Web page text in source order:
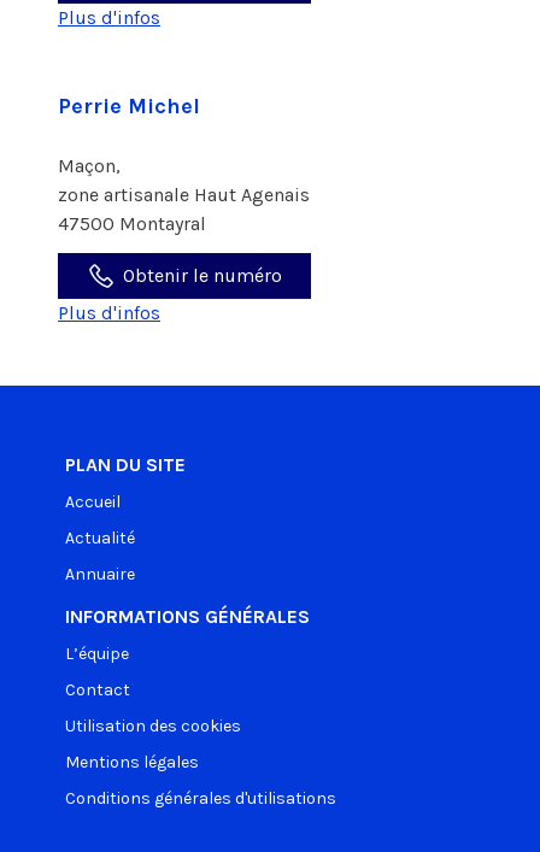
Plus d'infos
Perrie Michel
Maçon,
zone artisanale Haut Agenais
47500 Montayral
Obtenir le numéro
Plus d'infos
PLAN DU SITE
Accueil
Actualité
Annuaire
INFORMATIONS GÉNÉRALES
L’équipe
Contact
Utilisation des cookies
Mentions légales
Conditions générales d'utilisations